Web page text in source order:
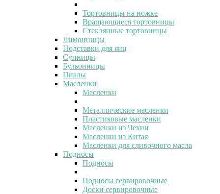
Тортовницы на ножке
Вращающиеся тортовницы
Стеклянные тортовницы
Лимонницы
Подставки для яиц
Супницы
Бульонницы
Пиалы
Масленки
Масленки
Металлические масленки
Пластиковые масленки
Масленки из Чехии
Масленки из Китая
Масленки для сливочного масла
Подносы
Подносы
Подносы сервировочные
Доски сервировочные